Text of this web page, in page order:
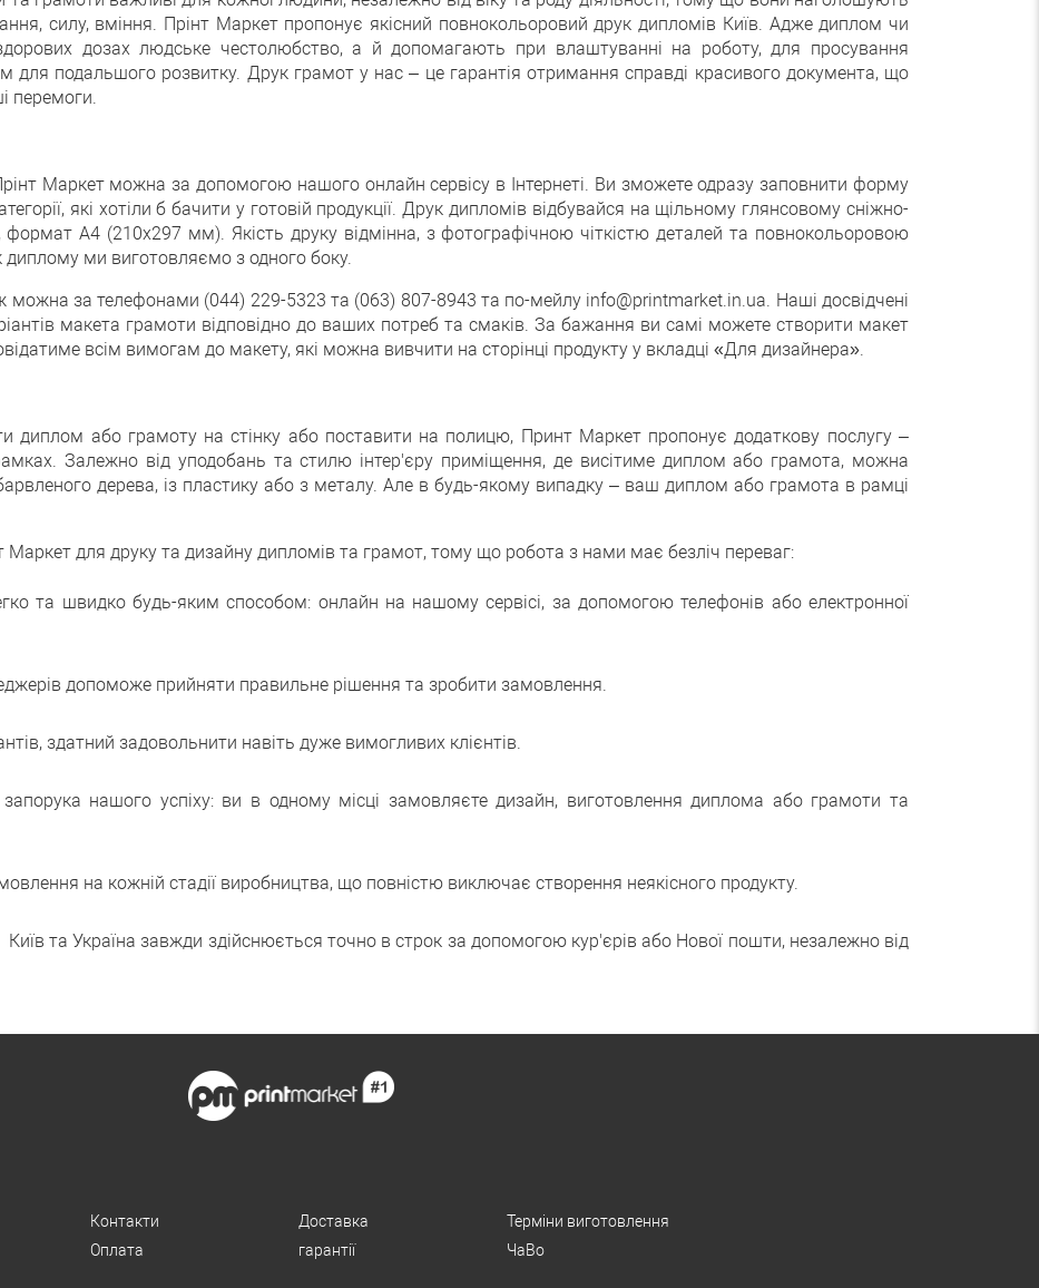
силу, вміння. Прінт Маркет пропонує якісний повнокольоровий друк дипломів Київ. Адже диплом чи
дозах людське честолюбство, а й допомагають при влаштуванні на роботу, для просування
подальшого розвитку. Друк грамот у нас – це гарантія отримання справді красивого документа, що
перемоги.
Маркет можна за допомогою нашого онлайн сервісу в Інтернеті. Ви зможете одразу заповнити форму
які хотіли б бачити у готовій продукції. Друк дипломів відбувайся на щільному глянсовому сніжно-
А4 (210х297 мм). Якість друку відмінна, з фотографічною чіткістю деталей та повнокольоровою
диплому ми виготовляємо з одного боку.
за телефонами (044) 229-5323 та (063) 807-8943 та по-мейлу info@printmarket.in.ua. Наші досвідчені
макета грамоти відповідно до ваших потреб та смаків. За бажання ви самі можете створити макет
всім вимогам до макету, які можна вивчити на сторінці продукту у вкладці «Для дизайнера».
диплом або грамоту на стінку або поставити на полицю, Принт Маркет пропонує додаткову послугу –
Залежно від уподобань та стилю інтер'єру приміщення, де висітиме диплом або грамота, можна
дерева, із пластику або з металу. Але в будь-якому випадку – ваш диплом або грамота в рамці
для друку та дизайну дипломів та грамот, тому що робота з нами має безліч переваг:
та швидко будь-яким способом: онлайн на нашому сервісі, за допомогою телефонів або електронної
допоможе прийняти правильне рішення та зробити замовлення.
здатний задовольнити навіть дуже вимогливих клієнтів.
нашого успіху: ви в одному місці замовляєте дизайн, виготовлення диплома або грамоти та
на кожній стадії виробництва, що повністю виключає створення неякісного продукту.
та Україна завжди здійснюється точно в строк за допомогою кур'єрів або Нової пошти, незалежно від
Контакти
Оплата
Доставка
гарантії
Терміни виготовлення
ЧаВо